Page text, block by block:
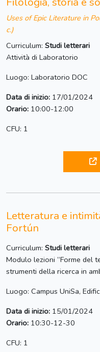
Uses of Epic Literature in
c.)
Curriculum: Studi letterari
Attività di Laboratorio
Luogo: Laboratorio DOC
Data di inizio: 17/01/2024
Orario: 10:00-12:00
CFU: 1
Letteratura e
Fortún
Curriculum: Studi letterari
Modulo lezioni “Forme del
strumenti della ricerca in
Luogo: Campus UniSa,
Data di inizio: 15/01/2024
Orario: 10:30-12-30
CFU: 1